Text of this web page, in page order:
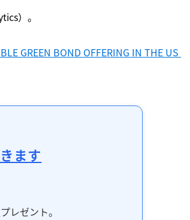
）。
GREEN BOND OFFERING IN THE US
ます
レゼント。